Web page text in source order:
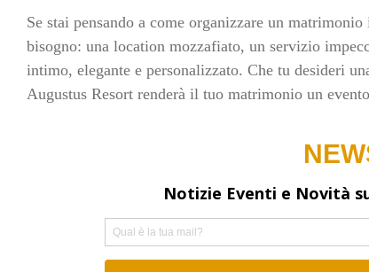
Se stai pensando a come organizzare un matrimonio
bisogno: una location mozzafiato, un servizio
intimo, elegante e personalizzato. Che tu desideri
Augustus Resort renderà il tuo matrimonio un